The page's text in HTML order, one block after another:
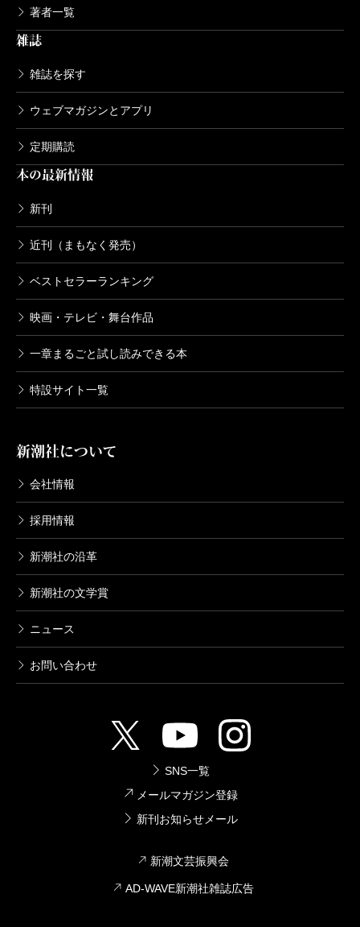
著者一覧
雑誌
雑誌を探す
ウェブマガジンとアプリ
定期購読
本の最新情報
新刊
近刊（まもなく発売）
ベストセラーランキング
映画・テレビ・舞台作品
一章まるごと試し読みできる本
特設サイト一覧
新潮社について
会社情報
採用情報
新潮社の沿革
新潮社の文学賞
ニュース
お問い合わせ
SNS一覧
メールマガジン登録
新刊お知らせメール
新潮文芸振興会
AD-WAVE新潮社雑誌広告